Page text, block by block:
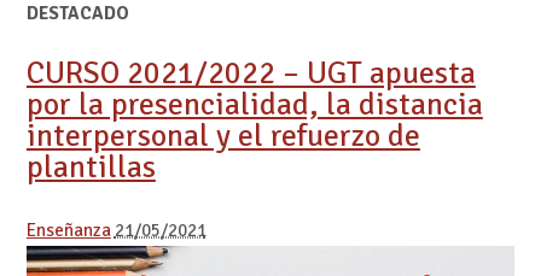
DESTACADO
CURSO 2021/2022 – UGT apuesta
por la presencialidad, la distancia
interpersonal y el refuerzo de
plantillas
Enseñanza 21/05/2021